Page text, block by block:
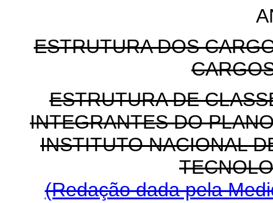
ESTRUTURA DOS
ESTRUTURA DE
INTEGRANTES DO
INSTITUTO NACIONAL
(Redação dada pela